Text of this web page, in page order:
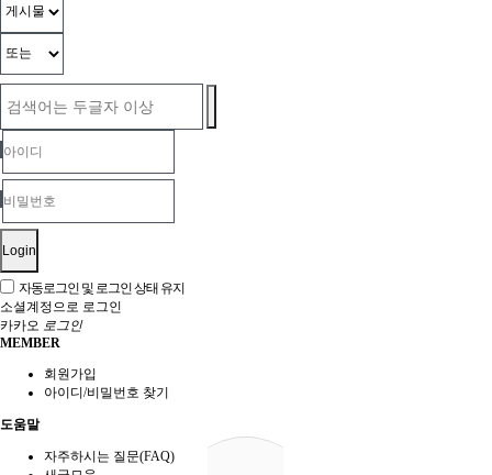
Login
자동로그인 및 로그인 상태 유지
소셜계정으로 로그인
카카오 로그인
MEMBER
회원가입
아이디/비밀번호 찾기
도움말
자주하시는 질문(FAQ)